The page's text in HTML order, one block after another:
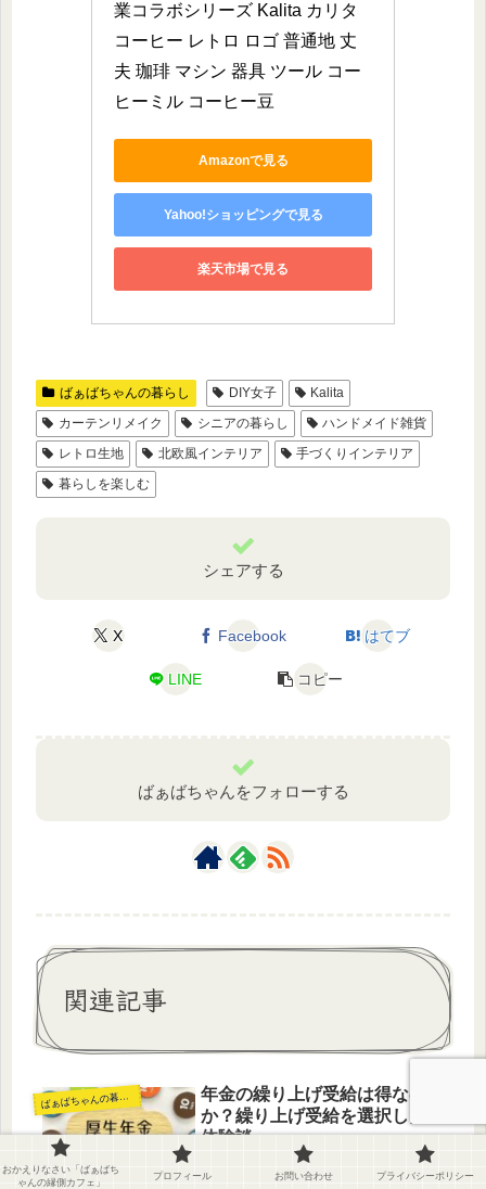
業コラボシリーズ Kalita カリタ
コーヒー レトロ ロゴ 普通地 丈
夫 珈琲 マシン 器具 ツール コー
ヒーミル コーヒー豆
Amazonで見る
Yahoo!ショッピングで見る
楽天市場で見る
ばぁばちゃんの暮らし DIY女子
Kalita
カーテンリメイク
シニアの暮らし
ハンドメイド雑貨
レトロ生地
北欧風インテリア
手づくりインテリア
暮らしを楽しむ
シェアする
X Facebook はてブ
LINE コピー
ばぁばちゃんをフォローする
関連記事
ば
ぁばちゃんの暮らし
年金の繰り上げ受給は得なの
か？繰り上げ受給を選択した
体験談
年金の繰り上げ受給を決断した背景定
年まで待つべきか。早めに年金を受け
おかえりなさい「ばぁばち
ゃんの縁側カフェ」
プロフィール お問い合わせ プライバシーポリシー